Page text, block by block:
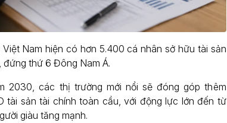
Nam hiện có hơn 5.400 cá nhân sở hữu tài sản
đứng thứ 6 Đông Nam Á.
2030, các thị trường mới nổi sẽ đóng góp thêm
tài sản tài chính toàn cầu, với động lực lớn đến từ
giàu tăng mạnh.